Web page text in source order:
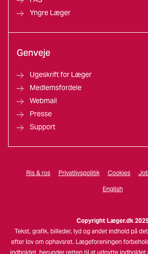
Yngre Læger
Genveje
Ugeskrift for Læger
Medlemsfordele
Webmail
Presse
Support
Ris & ros Privatlivspolitik Cookies
English
Copyright Læger.dk
Tekst, grafik, billeder, lyd og andet indhold på
efter lov om ophavsret. Lægeforeningen
indholdet, herunder retten til at udnytte indholdet